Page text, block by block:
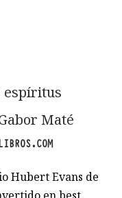
espíritus
Maté
Hubert Evans de